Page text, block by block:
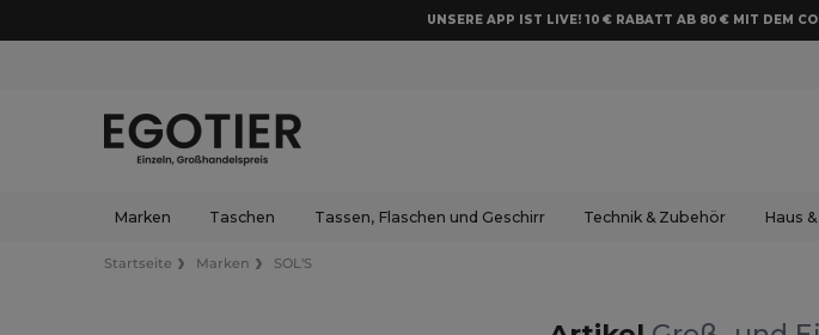
UNSERE APP IST LIVE! 10 € RABATT AB 80 € MIT DEM
Marken Taschen Tassen, Flaschen und Geschirr Technik & Zubehör Haus
Startseite Marken SOL'S